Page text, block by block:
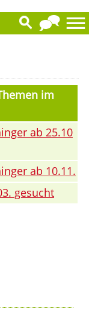
im
ab 25.10
ab 10.11.
gesucht